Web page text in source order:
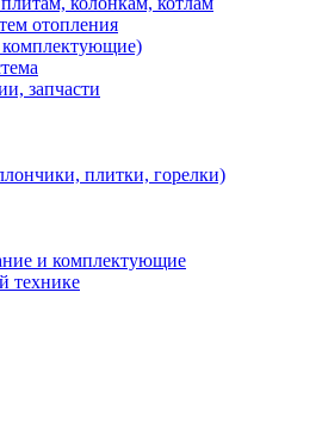
отопления
комплектующие)
запчасти
плитки, горелки)
и комплектующие
технике